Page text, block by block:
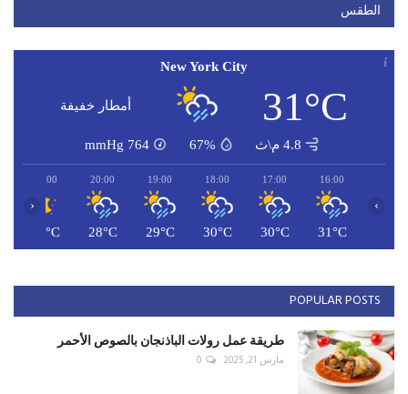
الطقس
New York City
31°C أمطار خفيفة
4.8 م\ث 67%
764
mmHg
16:00
31°C
17:00
30°C
18:00
30°C
19:00
29°C
20:00
28°C
21:00
27°C
‹ ›
POPULAR POSTS
طريقة عمل رولات الباذنجان بالصوص الأحمر
مارس 21, 2025 0